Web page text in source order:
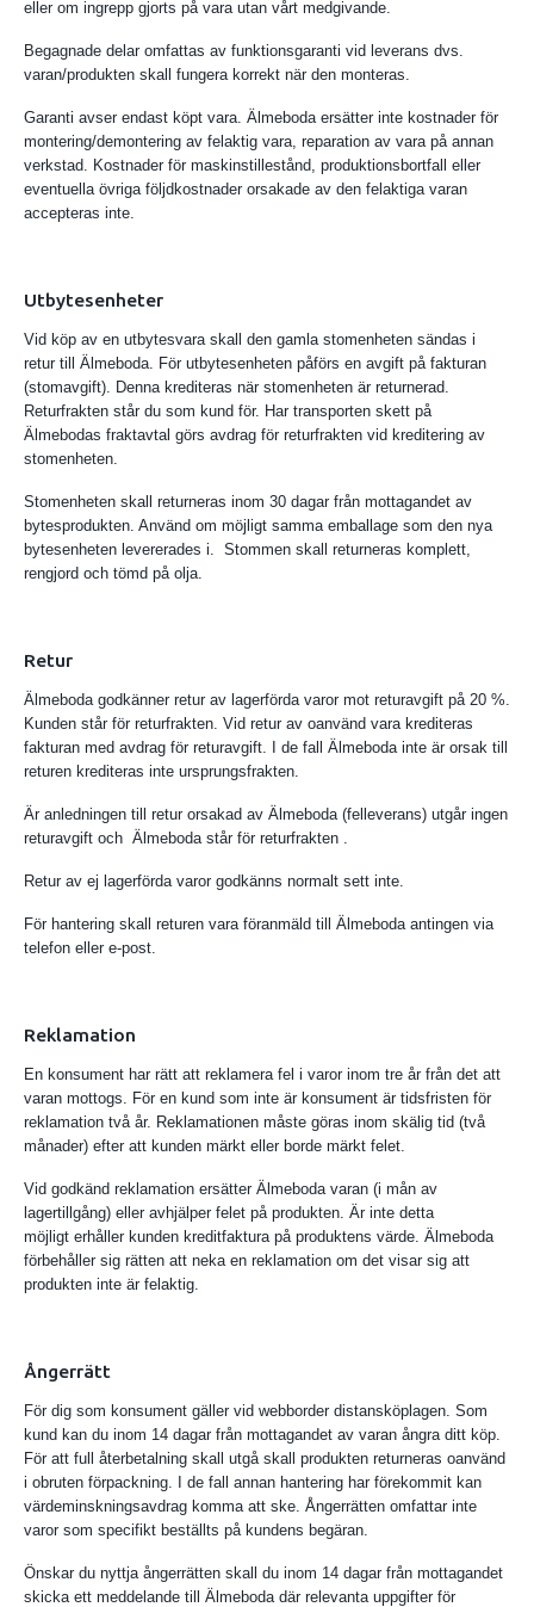
eller om ingrepp gjorts på vara utan vårt medgivande.
Begagnade delar omfattas av funktionsgaranti vid leverans dvs.
varan/produkten skall fungera korrekt när den monteras.
Garanti avser endast köpt vara. Älmeboda ersätter inte kostnader för
montering/demontering av felaktig vara, reparation av vara på annan
verkstad. Kostnader för maskinstillestånd, produktionsbortfall eller
eventuella övriga följdkostnader orsakade av den felaktiga varan
accepteras inte.
Utbytesenheter
Vid köp av en utbytesvara skall den gamla stomenheten sändas i
retur till Älmeboda. För utbytesenheten påförs en avgift på fakturan
(stomavgift). Denna krediteras när stomenheten är returnerad.
Returfrakten står du som kund för. Har transporten skett på
Älmebodas fraktavtal görs avdrag för returfrakten vid kreditering av
stomenheten.
Stomenheten skall returneras inom 30 dagar från mottagandet av
bytesprodukten. Använd om möjligt samma emballage som den nya
bytesenheten levererades i. Stommen skall returneras komplett,
rengjord och tömd på olja.
Retur
Älmeboda godkänner retur av lagerförda varor mot returavgift på 20 %.
Kunden står för returfrakten. Vid retur av oanvänd vara krediteras
fakturan med avdrag för returavgift. I de fall Älmeboda inte är orsak till
returen krediteras inte ursprungsfrakten.
Är anledningen till retur orsakad av Älmeboda (felleverans) utgår ingen
returavgift och Älmeboda står för returfrakten .
Retur av ej lagerförda varor godkänns normalt sett inte.
För hantering skall returen vara föranmäld till Älmeboda antingen via
telefon eller e-post.
Reklamation
En konsument har rätt att reklamera fel i varor inom tre år från det att
varan mottogs. För en kund som inte är konsument är tidsfristen för
reklamation två år. Reklamationen måste göras inom skälig tid (två
månader) efter att kunden märkt eller borde märkt felet.
Vid godkänd reklamation ersätter Älmeboda varan (i mån av
lagertillgång) eller avhjälper felet på produkten. Är inte detta
möjligt erhåller kunden kreditfaktura på produktens värde. Älmeboda
förbehåller sig rätten att neka en reklamation om det visar sig att
produkten inte är felaktig.
Ångerrätt
För dig som konsument gäller vid webborder distansköplagen. Som
kund kan du inom 14 dagar från mottagandet av varan ångra ditt köp.
För att full återbetalning skall utgå skall produkten returneras oanvänd
i obruten förpackning. I de fall annan hantering har förekommit kan
värdeminskningsavdrag komma att ske. Ångerrätten omfattar inte
varor som specifikt beställts på kundens begäran.
Önskar du nyttja ångerrätten skall du inom 14 dagar från mottagandet
skicka ett meddelande till Älmeboda där relevanta uppgifter för